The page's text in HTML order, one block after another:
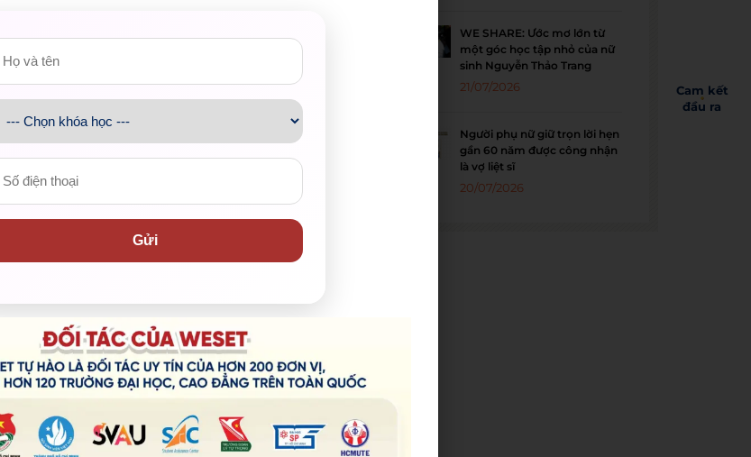
sở hữu IELTS 8.0, cô Vy có nền tảng chuyên
luôn xây dựng phương pháp giảng dạy gần
chơi để em có thể được quen biết với người
bộ rõ rệt mặc dù chưa phải là một học sinh
WE SHARE: Ước mơ lớn từ
một góc học tập nhỏ của nữ
sinh Nguyễn Thảo Trang
21/07/2026
Người phụ nữ giữ trọn lời hẹn
gần 60 năm được công nhận
là vợ liệt sĩ
20/07/2026
Cam kết
đầu ra
Gửi